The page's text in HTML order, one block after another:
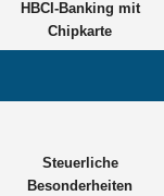
HBCI-Banking mit
Chipkarte
Steuerliche
Besonderheiten